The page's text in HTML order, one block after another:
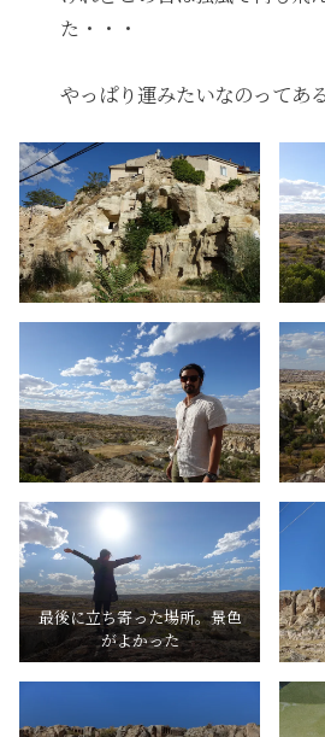
た・・・
やっぱり運みたいなのってある
最後に立ち寄った場所。景色
がよかった